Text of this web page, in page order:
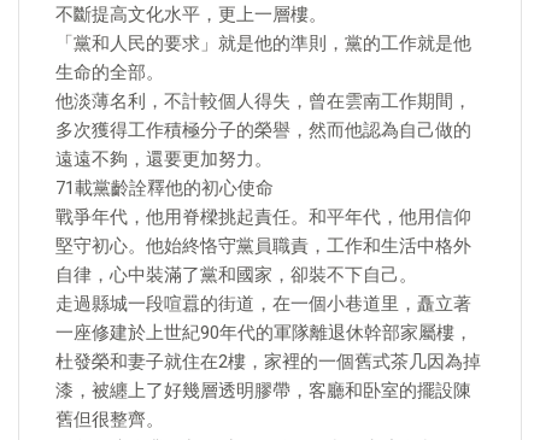
不斷提高文化水平，更上一層樓。
「黨和人民的要求」就是他的準則，黨的工作就是他
生命的全部。
他淡薄名利，不計較個人得失，曾在雲南工作期間，
多次獲得工作積極分子的榮譽，然而他認為自己做的
遠遠不夠，還要更加努力。
71載黨齡詮釋他的初心使命
戰爭年代，他用脊樑挑起責任。和平年代，他用信仰
堅守初心。他始終恪守黨員職責，工作和生活中格外
自律，心中裝滿了黨和國家，卻裝不下自己。
走過縣城一段喧囂的街道，在一個小巷道里，矗立著
一座修建於上世紀90年代的軍隊離退休幹部家屬樓，
杜發榮和妻子就住在2樓，家裡的一個舊式茶几因為掉
漆，被纏上了好幾層透明膠帶，客廳和卧室的擺設陳
舊但很整齊。